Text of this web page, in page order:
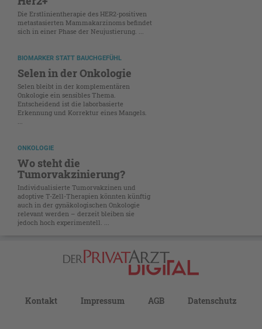
Die Erstlinientherapie des HER2-positiven
metastasierten Mammakarzinoms befindet
sich in einer Phase der Neujustierung. ...
BIOMARKER STATT BAUCHGEFÜHL
Selen in der Onkologie
Selen bleibt in der komplementären
Onkologie ein sensibles Thema.
Entscheidend ist die laborbasierte
Erkennung und Korrektur eines Mangels.
...
ONKOLOGIE
Wo steht die
Tumorvakzinierung?
Individualisierte Tumorvakzinen und
adoptive T-Zell-Therapien könnten künftig
auch in der gynäkologischen Onkologie
relevant werden – derzeit bleiben sie
jedoch hoch experimentell. ...
Kontakt Impressum AGB Datenschutz